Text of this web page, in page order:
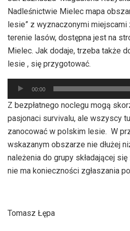
dźwiękowych
Nadleśnictwie Mielec mapa
lesie” z wyznaczonymi miejscami
terenie lasów, dostępna jest na
Mielec. Jak dodaje, trzeba także
lesie , się przygotować.
Odtwarzacz
plików
dźwiękowych
00:00
Z bezpłatnego noclegu mogą
pasjonaci survivalu, ale wszyscy
zanocować w polskim lesie. W
wskazanym obszarze nie dłużej
należenia do grupy składającej
nie ma konieczności zgłaszania
Tomasz Łępa